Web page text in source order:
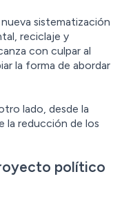
sistematización
reciclaje y
con culpar al
la forma de abordar
lado, desde la
la reducción de los
político